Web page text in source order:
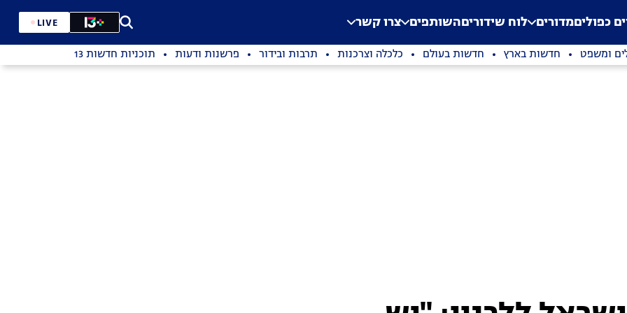
Application error: a
. כפוליםמדורים לוח שידוריםהשותפים צרו קשר LIVE
ומשפט חדשות בארץ חדשות בעולם כלכלה וצרכנות תרבות ובידור פרשנות ודעות תוכניות חדשות 13